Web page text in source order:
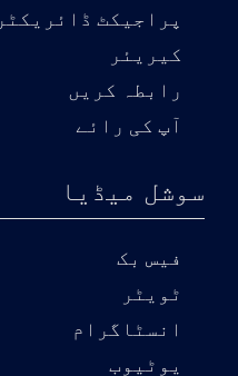
پراجیکٹ ڈائریکٹر
کیریئر
رابطہ کریں
آپ کی رائے
سوشل میڈیا
فیس بک
ٹویٹر
انسٹاگرام
یوٹیوب